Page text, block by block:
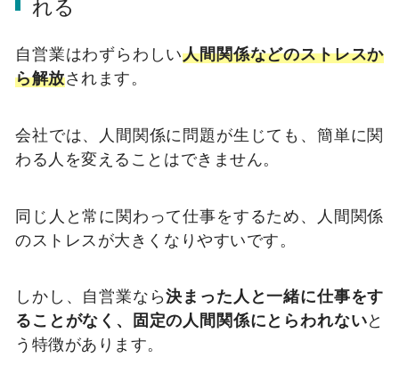
れる
自営業はわずらわしい人間関係などのストレスか
ら解放されます。
会社では、人間関係に問題が生じても、簡単に関
わる人を変えることはできません。
同じ人と常に関わって仕事をするため、人間関係
のストレスが大きくなりやすいです。
しかし、自営業なら決まった人と一緒に仕事をす
ることがなく、固定の人間関係にとらわれないと
う特徴があります。